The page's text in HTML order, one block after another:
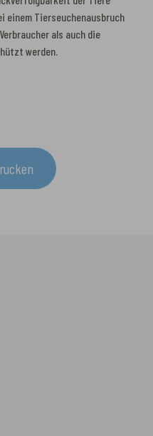
einem Tierseuchenausbruch
als auch die
werden.